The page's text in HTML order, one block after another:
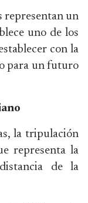
representan un
uno de los
con la
para un futuro
la tripulación
representa la
de la